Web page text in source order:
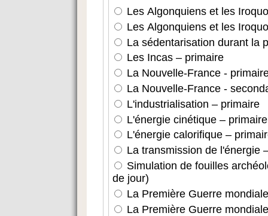
Les Algonquiens et les
Les Algonquiens et les
La sédentarisation durant la
Les Incas – primaire
La Nouvelle-France -
La Nouvelle-France -
L'industrialisation – primaire
L'énergie cinétique – primaire
L'énergie calorifique –
La transmission de l'énergie
Simulation de fouilles
de jour)
La Première Guerre
La Première Guerre